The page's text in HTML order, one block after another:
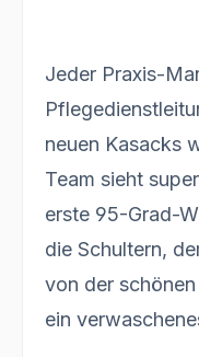
Jeder Praxis-
neuen Kasacks
Team sieht
erste 95-Grad-
die Schultern,
von der
ein